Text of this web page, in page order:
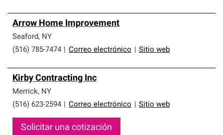
Arrow Home Improvement
Seaford, NY
(516) 785-7474
Correo electrónico Sitio web
Kirby Contracting Inc
Merrick, NY
(516) 623-2594
Correo electrónico Sitio web
Solicitar una cotización